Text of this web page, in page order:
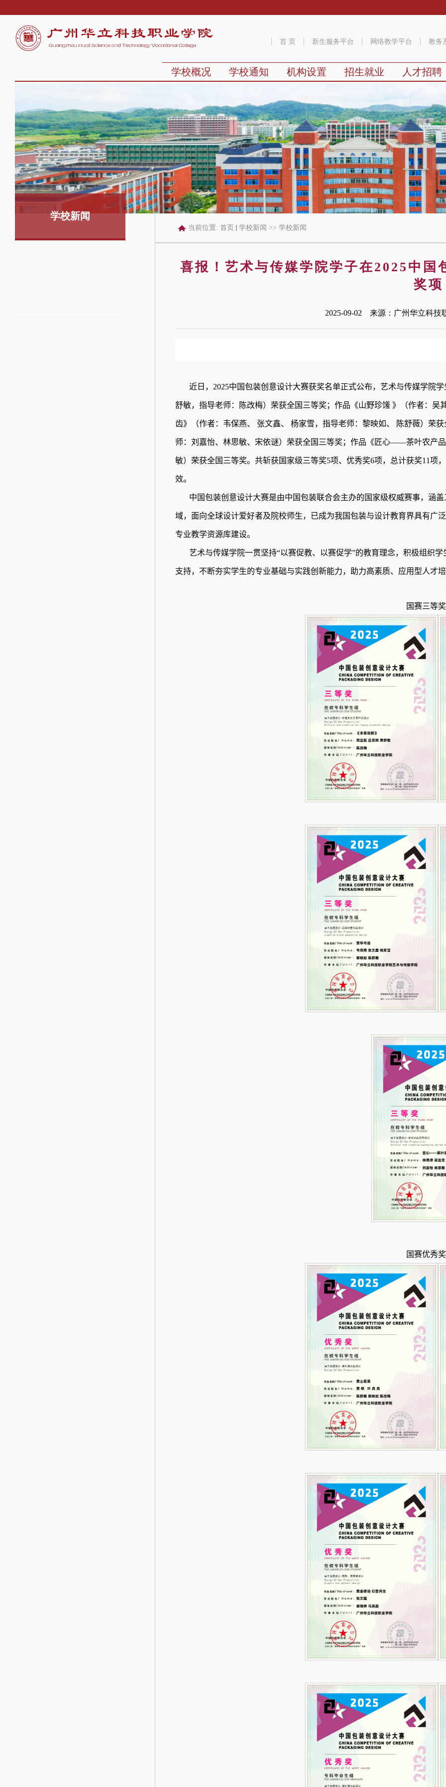
首 页 新生服务平台 网络教学平台 教务
学校概况 学校通知 机构设置 招生就业 人才招聘
学校新闻
当前位置: 首页 学校新闻 >> 学校新闻
喜报！艺术与传媒学院学子在2025中
奖项
2025-09-02 来源：广州华立科
近日， 2025中国包装创意设计大赛获奖名单正式公布， 艺术与传媒学院学
舒敏，指导老师：陈改梅） 荣获全国 三等奖；作品 《山野珍馐 》 （作者：吴
齿》 （作者：韦保燕、 张文鑫、 杨家雪， 指导老师：黎映如、 陈舒薇）荣获
师：刘嘉怡、林思敏、宋依谜）荣获全国 三等奖 ；作品 《匠心——茶叶农产
敏）荣获全国 三等奖。 共斩获国家级三等奖5项、优秀奖6项，总计获奖11项，
效。
中国包装创意设计大赛是由中国包装联合会主办的国家级权威赛事，涵
域，面向全球设计爱好者及院校师生，已成为我国包装与设计教育界具有广
专业教学资源库建设。
艺术与传媒学院一贯坚持“以赛促教、以赛促学”的教育理念，积极组织
支持，不断夯实学生的专业基础与实践创新能力，助力高素质、应用型人才
国赛三等
国赛优秀